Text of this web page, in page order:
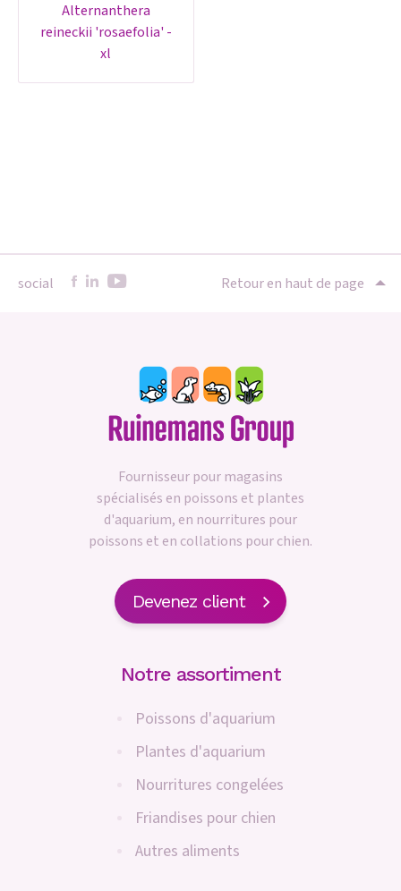
alternanthera
reineckii 'rosaefolia' -
xl
social Retour en haut de page
Fournisseur pour magasins
spécialisés en poissons et plantes
d'aquarium, en nourritures pour
poissons et en collations pour chien.
Devenez client
Notre assortiment
Poissons d'aquarium
Plantes d'aquarium
Nourritures congelées
Friandises pour chien
Autres aliments